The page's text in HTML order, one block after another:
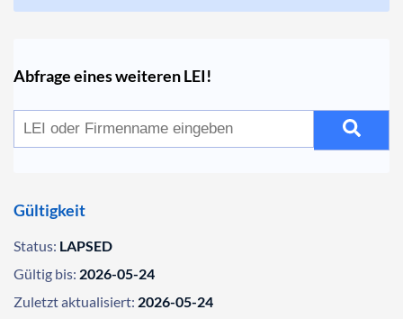
Abfrage eines weiteren LEI!
Gültigkeit
Status: LAPSED
Gültig bis: 2026-05-24
Zuletzt aktualisiert: 2026-05-24